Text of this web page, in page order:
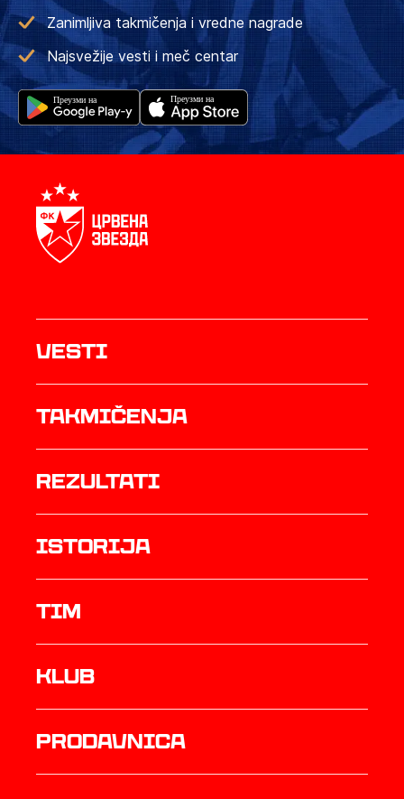
Zanimljiva takmičenja i vredne nagrade
Najsvežije vesti i meč centar
Vesti
Takmičenja
rezultati
istorija
TIM
Klub
prodavnica